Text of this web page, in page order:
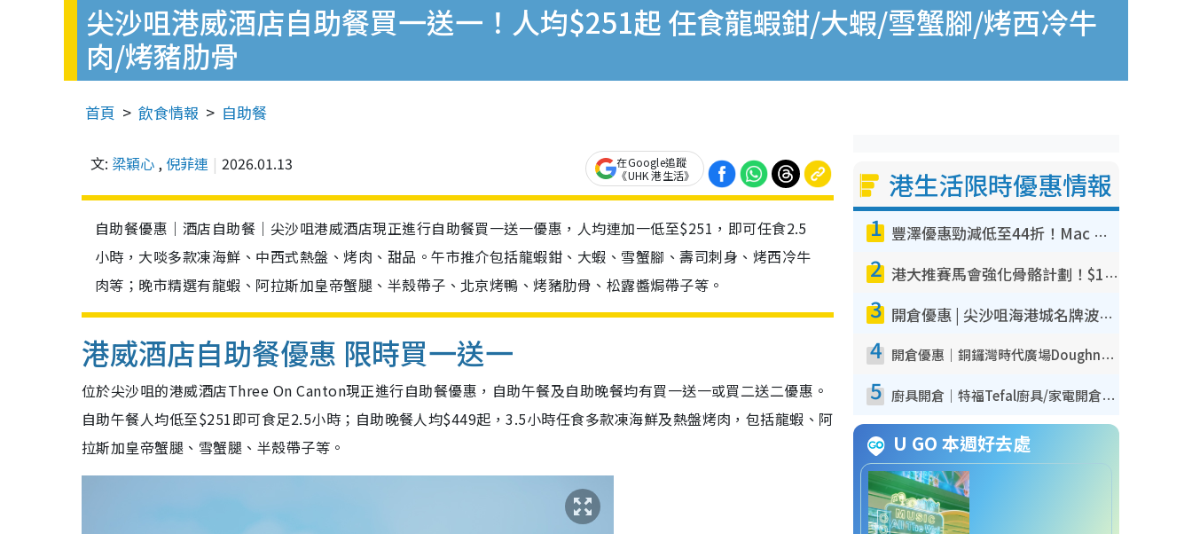
尖沙咀港威酒店自助餐買一送一！人均$251起 任食龍蝦鉗/大蝦/雪蟹腳/烤西冷牛
肉/烤豬肋骨
首頁 飲食情報 自助餐
文: 梁穎心 , 倪菲連 2026.01.13
在Google追蹤
《UHK 港生活》
自助餐優惠｜酒店自助餐｜尖沙咀港威酒店現正進行自助餐買一送一優惠，人均連加一低至$251，即可任食2.5
小時，大啖多款凍海鮮、中西式熱盤、烤肉、甜品。午市推介包括龍蝦鉗、大蝦、雪蟹腳、壽司刺身、烤西冷牛
肉等；晚市精選有龍蝦、阿拉斯加皇帝蟹腿、半殼帶子、北京烤鴨、烤豬肋骨、松露醬焗帶子等。
港威酒店自助餐優惠 限時買一送一
位於尖沙咀的港威酒店Three On Canton現正進行自助餐優惠，自助午餐及自助晚餐均有買一送一或買二送二優惠。
自助午餐人均低至$251即可食足2.5小時；自助晚餐人均$449起，3.5小時任食多款凍海鮮及熱盤烤肉，包括龍蝦、阿
拉斯加皇帝蟹腿、雪蟹腿、半殼帶子等。
港生活限時優惠情報
1 豐澤優惠勁減低至44折！Mac mini/iPhone17Pro大減價！廚房家電$220起
2 港大推賽馬會強化骨骼計劃！$100骨質密度X光檢查 完成免費運動訓練送超市禮券！附參加資格
3 開倉優惠 | 尖沙咀海港城名牌波鞋開倉低至1折！On鞋$899起／Joy&Peace鞋履$98起
4 開倉優惠｜銅鑼灣時代廣場Doughnut/Campo Marzio開倉低至1折！背囊、書包、手袋劈價$200起
5 廚具開倉｜特福Tefal廚具/家電開倉低至3折！$220起買平底鍋/炒鑊/湯煲！電飯煲/吸塵機/燙斗$418起
U GO 本週好去處